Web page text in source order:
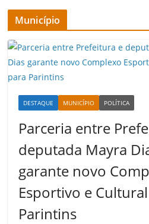
Município
DESTAQUE MUNICÍPIO POLÍTICA
Parceria entre
deputada Mayra
garante novo
Esportivo e
Parintins